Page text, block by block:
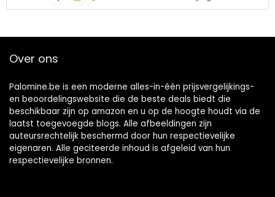
Over ons
Palomine.be is een moderne alles-in-één prijsvergelijkings-
en beoordelingswebsite die de beste deals biedt die
beschikbaar zijn op amazon en u op de hoogte houdt via de
laatst toegevoegde blogs. Alle afbeeldingen zijn
auteursrechtelijk beschermd door hun respectievelijke
eigenaren. Alle geciteerde inhoud is afgeleid van hun
respectievelijke bronnen.